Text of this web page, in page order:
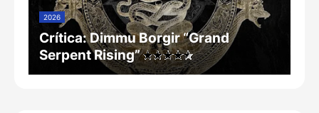
2026
Crítica: Dimmu Borgir “Grand
Serpent Rising”